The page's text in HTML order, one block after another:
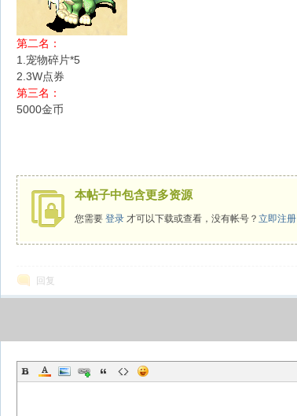
第二名：
1.宠物碎片*5
2.3W点券
第三名：
5000金币
本帖子中包含更多资源
您需要 登录 才可以下载或查看，没有帐号？ 立即注册
回复